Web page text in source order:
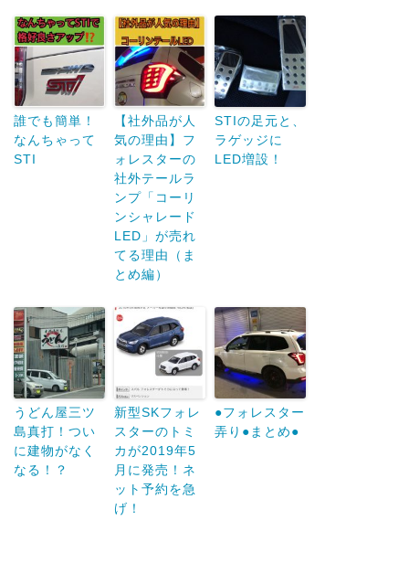
誰でも簡単！
なんちゃって
STI
【社外品が人
気の理由】フ
ォレスターの
社外テールラ
ンプ「コーリ
ンシャレード
LED」が売れ
てる理由（ま
とめ編）
STIの足元と、
ラゲッジに
LED増設！
うどん屋三ツ
島真打！つい
に建物がなく
なる！？
新型SKフォレ
スターのトミ
カが2019年5
月に発売！ネ
ット予約を急
げ！
●フォレスター
弄り●まとめ●